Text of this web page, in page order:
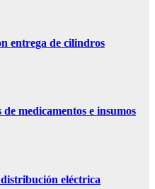
entrega de cilindros
medicamentos e insumos
eléctrica